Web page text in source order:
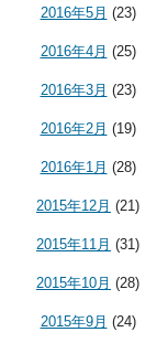
2016年5月 (23)
2016年4月 (25)
2016年3月 (23)
2016年2月 (19)
2016年1月 (28)
2015年12月 (21)
2015年11月 (31)
2015年10月 (28)
2015年9月 (24)